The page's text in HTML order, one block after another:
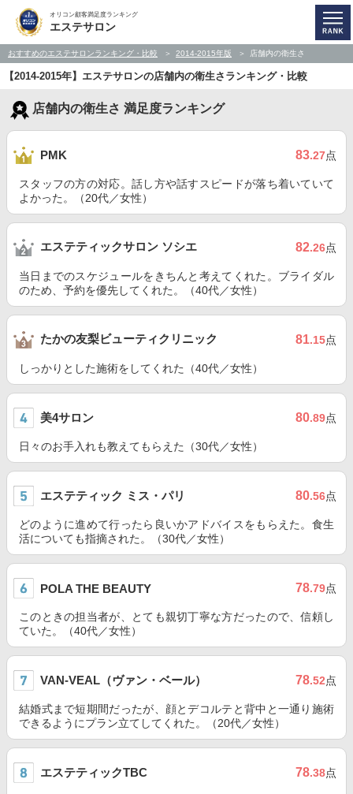
オリコン顧客満足度ランキング
エステサロン
おすすめのエステサロンランキング・比較 2014-2015年版 店舗内の衛生さ
【2014-2015年】エステサロンの店舗内の衛生さランキング・比較
店舗内の衛生さ 満足度ランキング
PMK 83.27点
スタッフの方の対応。話し方や話すスピードが落ち着いていて
よかった。（20代／女性）
エステティックサロン ソシエ 82.26点
当日までのスケジュールをきちんと考えてくれた。ブライダル
のため、予約を優先してくれた。（40代／女性）
たかの友梨ビューティクリニック 81.15点
しっかりとした施術をしてくれた（40代／女性）
美4サロン 80.89点
日々のお手入れも教えてもらえた（30代／女性）
エステティック ミス・パリ 80.56点
どのように進めて行ったら良いかアドバイスをもらえた。食生
活についても指摘された。（30代／女性）
POLA THE BEAUTY 78.79点
このときの担当者が、とても親切丁寧な方だったので、信頼し
ていた。（40代／女性）
VAN-VEAL（ヴァン・ベール） 78.52点
結婚式まで短期間だったが、顔とデコルテと背中と一通り施術
できるようにプラン立てしてくれた。（20代／女性）
エステティックTBC 78.38点